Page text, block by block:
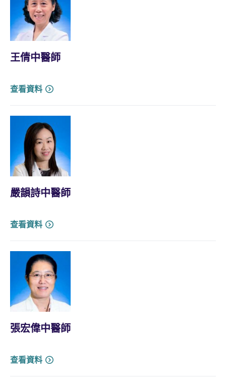
王倩中醫師
查看資料
嚴韻詩中醫師
查看資料
張宏偉中醫師
查看資料